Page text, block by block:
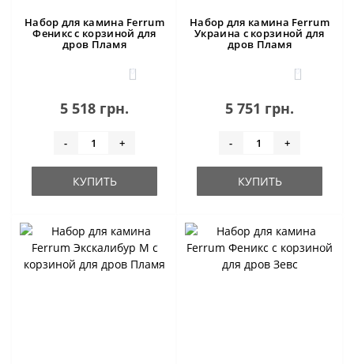
Набор для камина Ferrum
Феникс с корзиной для
дров Пламя
0
5 518 грн.
- +
КУПИТЬ
Набор для камина Ferrum
Украина с корзиной для
дров Пламя
0
5 751 грн.
- +
КУПИТЬ